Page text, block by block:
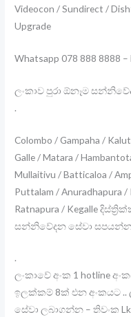
Videocon / Sundirect /
Upgrade
Whatsapp 078 888 8888 –
ලංකාව පුරා ඕනෑම
.
Colombo / Gampaha /
Galle / Matara /
Mullaitivu / Batticaloa /
Puttalam / Anuradhapura /
Ratnapura / Kegalle
සන්නිවේදන සේවා
.
ලංකාවේ අංක 1 hotline
ඉලක්කම් 8ක් එන අංකයට ..
සේවා ලබාගන්න – තිවංක